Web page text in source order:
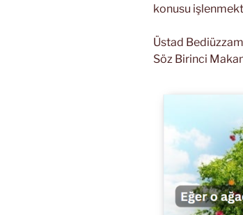
konusu
Üstad
Söz Birinci